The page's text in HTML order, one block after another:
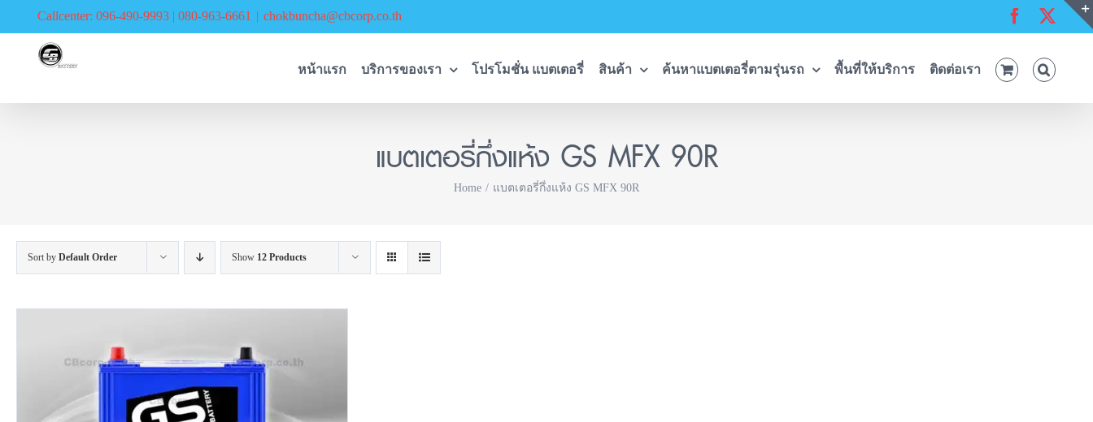
Callcenter: 096-490-9993 | 080-963-6661 | chokbuncha@cbcorp.co.th Facebook
หน้าแรก บริการของเรา โปรโมชั่น แบตเตอรี่ สินค้า ค้นหาแบตเตอรี่ตามรุ่นรถ พื้นที่ให้บริการ ติดต่อเรา
แบตเตอรี่กึ่งแห้ง GS MFX 90R
Home แบตเตอรี่กึ่งแห้ง GS MFX 90R
Sort by Default Order Show 12 Products